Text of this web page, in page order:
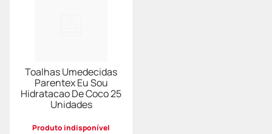
Toalhas Umedecidas
Parentex Eu Sou
Hidratacao De Coco 25
Unidades
Produto indisponível